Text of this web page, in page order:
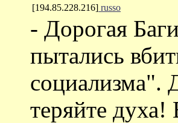
[194.85.228.216] russo
- Дорогая
пытались
социализма".
теряйте духа!